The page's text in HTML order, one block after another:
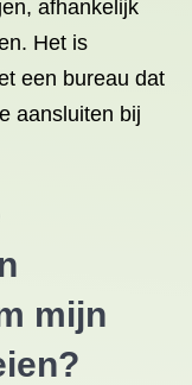
afhankelijk
Het is
een bureau dat
aansluiten bij
mijn